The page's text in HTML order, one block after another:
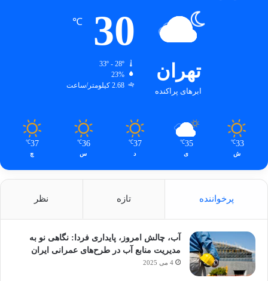
تهران
ابرهای پراکنده
30
℃
23%
2.68 کیلومتر/ساعت
33
℃
ش
35
℃
ی
37
℃
د
36
℃
س
37
℃
چ
پرخواننده تازه نظر
آب، چالش امروز، پایداری فردا: نگاهی نو به
مدیریت منابع آب در طرح‌های عمرانی ایران
4 می 2025